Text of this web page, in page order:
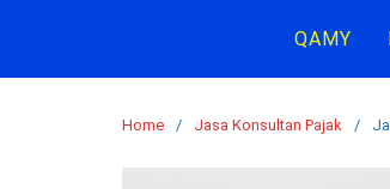
content
QAMY
Home Jasa Konsultan Pajak